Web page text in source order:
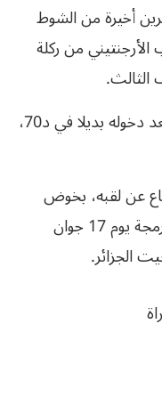
أخيرة من الشوط
من ركلة
وقدم ميسي مردودا في المستوى، بعد دخوله بديلا في د70،
عن لقبه، بخوض
مباراة الجولة الأولى أمام الجزائر، المبرمجة يوم 17 جوان
الجزائر.